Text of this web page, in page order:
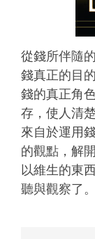
從錢所伴隨
錢真正的目
錢的真正角
存，使人清
來自於運用
的觀點，解
以維生的東
聽與觀察了。